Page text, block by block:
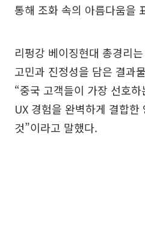
통해 조화 속의 아름다움을
리펑강 베이징현대 총경리
고민과 진정성을 담은 결과
“중국 고객들이 가장 선호
UX 경험을 완벽하게 결합한
것”이라고 말했다.